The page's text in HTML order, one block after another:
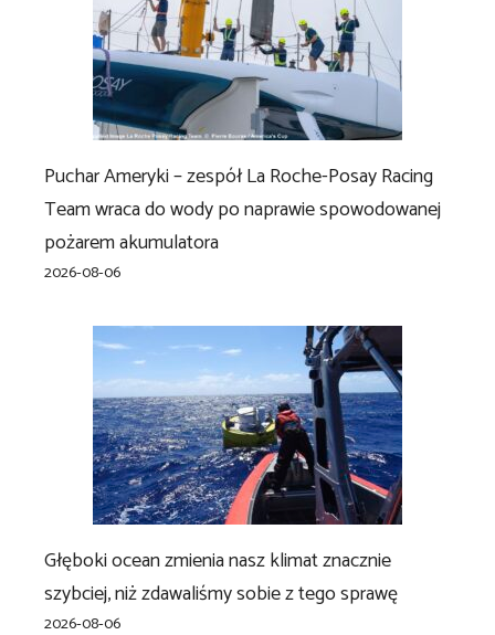
Puchar Ameryki – zespół La Roche-Posay Racing
Team wraca do wody po naprawie spowodowanej
pożarem akumulatora
2026-08-06
Głęboki ocean zmienia nasz klimat znacznie
szybciej, niż zdawaliśmy sobie z tego sprawę
2026-08-06